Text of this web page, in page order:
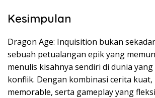
Kesimpulan
Dragon Age: Inquisition bukan
sebuah petualangan epik yang
menulis kisahnya sendiri di dunia
konflik. Dengan kombinasi cerita
memorable, serta gameplay yang